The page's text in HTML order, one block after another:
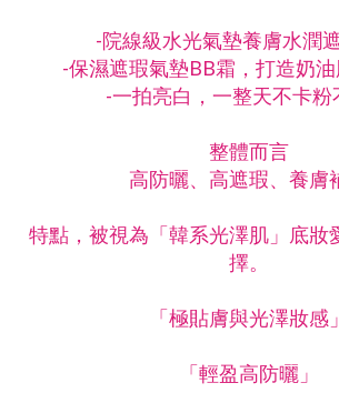
-院線級水光氣墊養膚水潤
-保濕遮瑕氣墊BB霜，打造奶
-一拍亮白，一整天不卡粉
整體而言
高防曬、高遮瑕、養膚
特點，被視為「韓系光澤肌」底妝
擇。
「極貼膚與光澤妝感」
「輕盈高防曬」